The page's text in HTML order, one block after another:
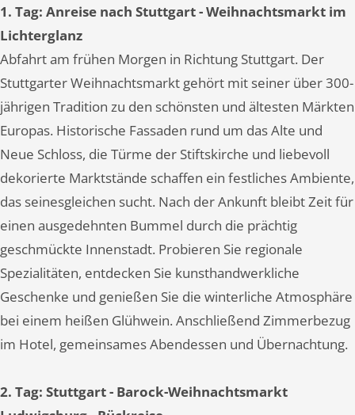
1. Tag: Anreise nach Stuttgart - Weihnachtsmarkt im
Lichterglanz
Abfahrt am frühen Morgen in Richtung Stuttgart. Der
Stuttgarter Weihnachtsmarkt gehört mit seiner über 300-
jährigen Tradition zu den schönsten und ältesten Märkten
Europas. Historische Fassaden rund um das Alte und
Neue Schloss, die Türme der Stiftskirche und liebevoll
dekorierte Marktstände schaffen ein festliches Ambiente,
das seinesgleichen sucht. Nach der Ankunft bleibt Zeit für
einen ausgedehnten Bummel durch die prächtig
geschmückte Innenstadt. Probieren Sie regionale
Spezialitäten, entdecken Sie kunsthandwerkliche
Geschenke und genießen Sie die winterliche Atmosphäre
bei einem heißen Glühwein. Anschließend Zimmerbezug
im Hotel, gemeinsames Abendessen und Übernachtung.
2. Tag: Stuttgart - Barock-Weihnachtsmarkt